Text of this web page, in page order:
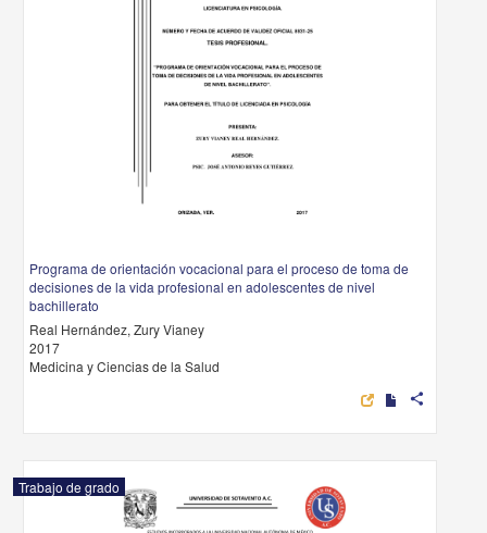
Programa de orientación vocacional para el proceso de toma de
decisiones de la vida profesional en adolescentes de nivel
bachillerato
Real Hernández, Zury Vianey
2017
Medicina y Ciencias de la Salud
share
Trabajo de grado